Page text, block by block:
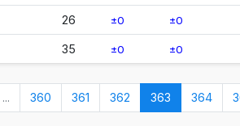
26 ±0 ±0
35 ±0 ±0
... 360 361 362 363 (nykyinen)
364